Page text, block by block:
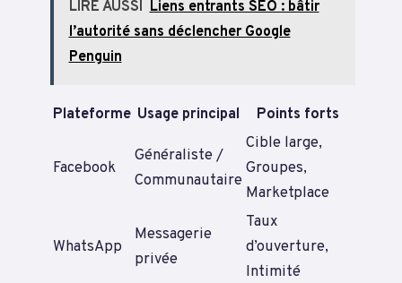
LIRE AUSSI Liens entrants SEO : bâtir
l’autorité sans déclencher Google
Penguin
Plateforme Usage principal Points forts
Facebook
Généraliste /
Communautaire
Cible large,
Groupes,
Marketplace
WhatsApp
Messagerie
privée
Taux
d’ouverture,
Intimité